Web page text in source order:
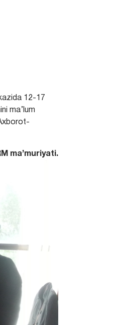
12-17
ma’lum
ma’muriyati.